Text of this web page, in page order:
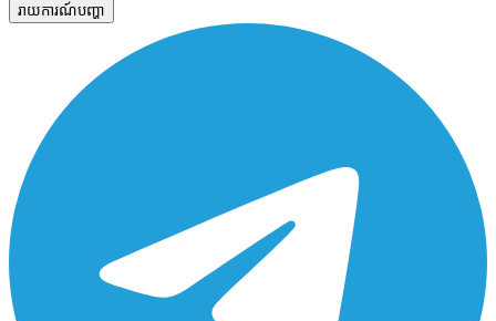
រាយការណ៍បញ្ហា